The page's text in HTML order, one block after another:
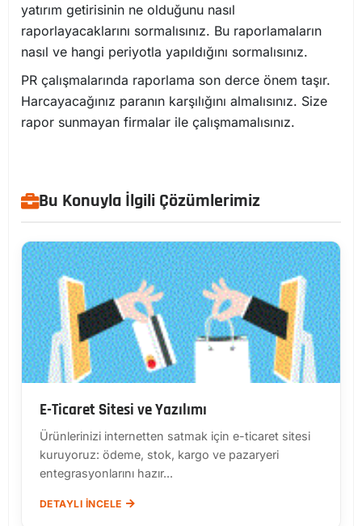
yatırım getirisinin ne olduğunu nasıl
raporlayacaklarını sormalısınız. Bu raporlamaların
nasıl ve hangi periyotla yapıldığını sormalısınız.
PR çalışmalarında raporlama son derce önem taşır.
Harcayacağınız paranın karşılığını almalısınız. Size
rapor sunmayan firmalar ile çalışmamalısınız.
Bu Konuyla İlgili Çözümlerimiz
E-Ticaret Sitesi ve Yazılımı
Ürünlerinizi internetten satmak için e-ticaret sitesi
kuruyoruz: ödeme, stok, kargo ve pazaryeri
entegrasyonlarını hazır...
DETAYLI İNCELE